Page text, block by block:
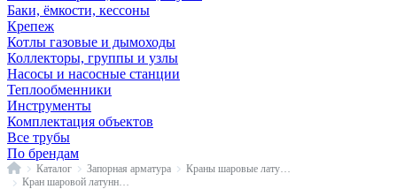
Баки, ёмкости, кессоны
Крепеж
Котлы газовые и дымоходы
Коллекторы, группы и узлы
Насосы и насосные станции
Теплообменники
Инструменты
Комплектация объектов
Все трубы
По брендам
ГлавнаяКаталог Запорная арматура
Кран шаровой латунный хромированный R253D красный н/р, бабочка, Giacomini